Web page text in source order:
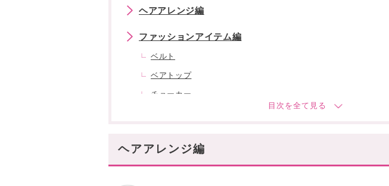
ヘアアレンジ編
ファッションアイテム編
ベルト
ベアトップ
チョーカー
ヘアアレンジ編